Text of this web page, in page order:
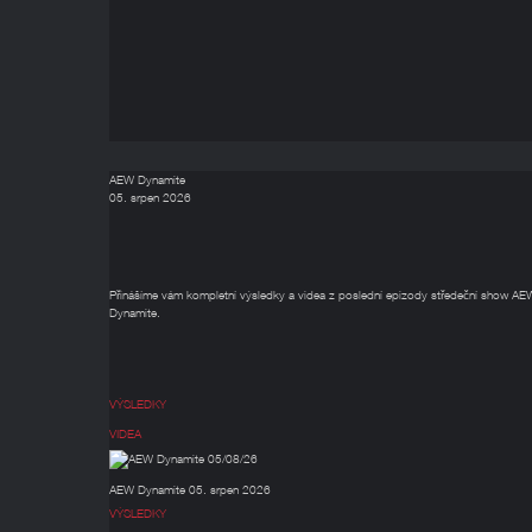
AEW Dynamite
05. srpen 2026
Přinášíme vám kompletní výsledky a videa z poslední epizody středeční show
Dynamite.
VÝSLEDKY
VIDEA
AEW Dynamite 05. srpen 2026
VÝSLEDKY